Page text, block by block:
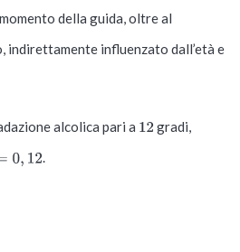
della guida, oltre al
indirettamente influenzato dall’età e
alcolica pari a 12 gradi,
,12 .